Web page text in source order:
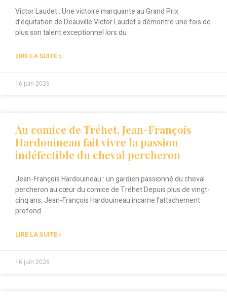
Victor Laudet : Une victoire marquante au Grand Prix
d’équitation de Deauville Victor Laudet a démontré une fois de
plus son talent exceptionnel lors du
LIRE LA SUITE »
16 juin 2026
Au comice de Tréhet, Jean-François
Hardouineau fait vivre la passion
indéfectible du cheval percheron
Jean-François Hardouineau : un gardien passionné du cheval
percheron au cœur du comice de Tréhet Depuis plus de vingt-
cinq ans, Jean-François Hardouineau incarne l’attachement
profond
LIRE LA SUITE »
16 juin 2026